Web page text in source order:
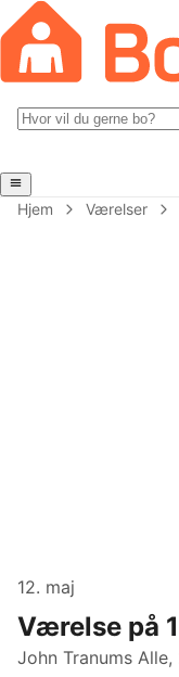
Hjem Værelser
12. maj
Værelse på
John Tranums